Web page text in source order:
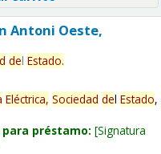
Antoni Oeste,
del Estado.
Eléctrica, Sociedad del Estado,
préstamo: Signatura